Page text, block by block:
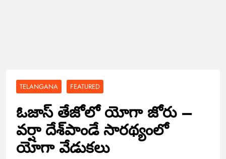
TELANGANA FEATURED
ఓజాస్ తేజోలో యోగా జోరు –
వర్షా దేశ్‌పాండే సారథ్యంలో
యోగా వేడుకలు